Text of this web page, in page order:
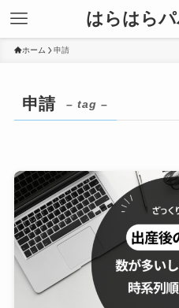
はらはら
ホーム 申請
申請 – tag –